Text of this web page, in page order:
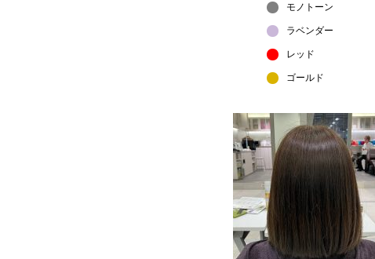
モノトーン
ラベンダー
レッド
ゴールド